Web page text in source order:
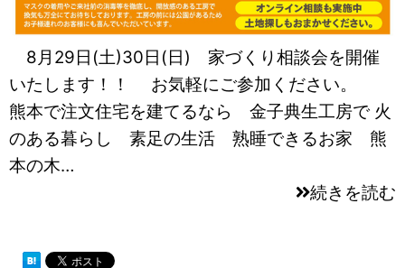
8月29日(土)30日(日) 家づくり相談会を開催
いたします！！ お気軽にご参加ください。
熊本で注文住宅を建てるなら 金子典生工房で 火
のある暮らし 素足の生活 熟睡できるお家 熊
本の木…
続きを読む